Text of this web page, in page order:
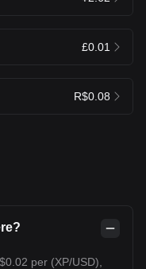
£0.01
R$0.08
per (XP/USD),